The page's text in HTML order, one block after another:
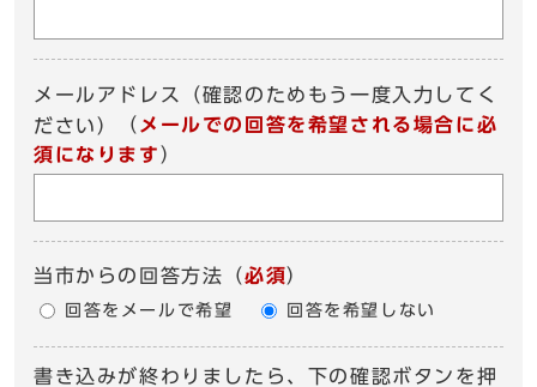
メールアドレス（確認のためもう一度入力してく
ださい）
（ メールでの回答を希望される場合に必
須になります ）
当市からの回答方法 （必須）
回答をメールで希望 回答を希望しない
書き込みが終わりましたら、下の確認ボタンを押